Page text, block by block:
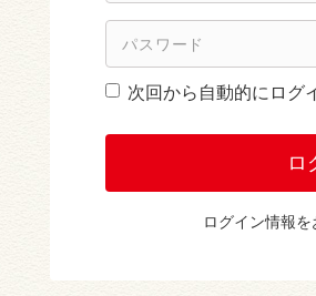
次回から自動的にログ
ロ
ログイン情報